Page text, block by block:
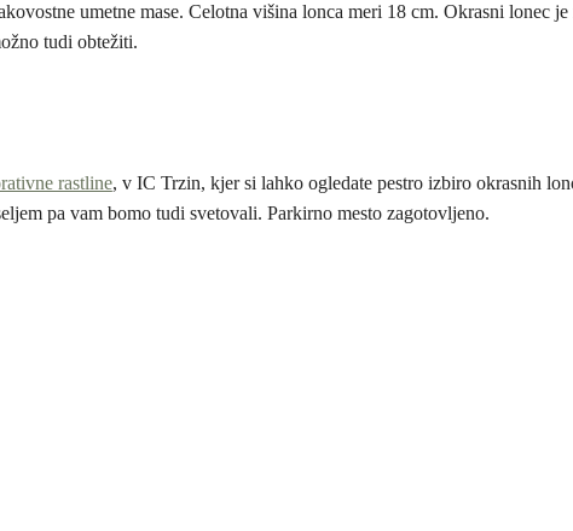
umetne mase. Celotna višina lonca meri 18 cm. Okrasni lonec
tudi obtežiti.
rastline, v IC Trzin, kjer si lahko ogledate pestro izbiro okrasnih
pa vam bomo tudi svetovali. Parkirno mesto zagotovljeno.